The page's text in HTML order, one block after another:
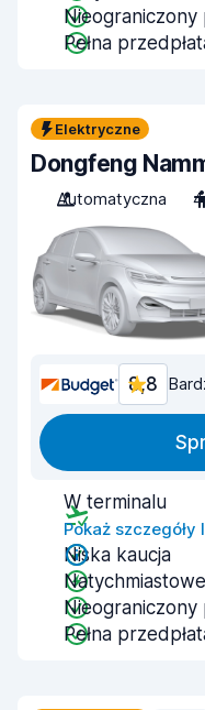
Pełna
Elektryczne
Dongfeng
Automatyczna
4
8,8
W terminalu
Pokaż szczegóły
Niska kaucja
Pełna